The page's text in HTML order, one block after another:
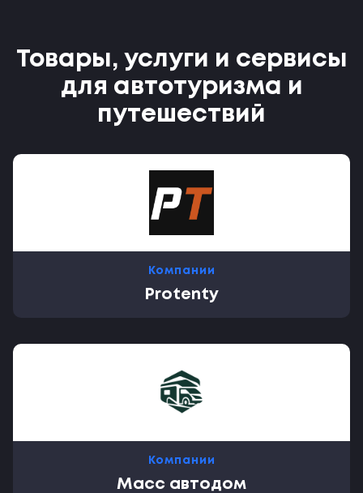
Товары, услуги и сервисы
для автотуризма и
путешествий
Компании
Protenty
Компании
Масс автодом